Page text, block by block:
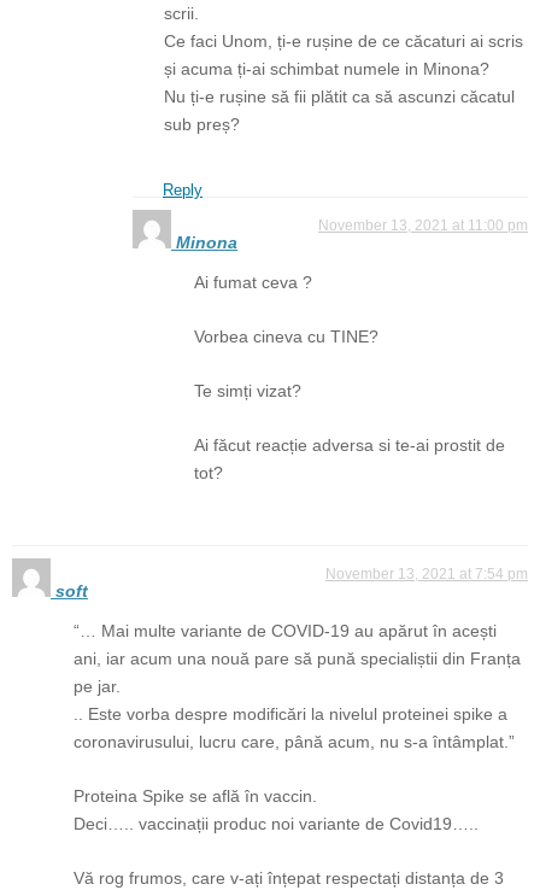
scrii.
Ce faci Unom, ți-e rușine de ce căcaturi ai scris
și acuma ți-ai schimbat numele in Minona?
Nu ți-e rușine să fii plătit ca să ascunzi căcatul
sub preș?
Reply
Minona
November 13, 2021 at 11:00 pm
Ai fumat ceva ?
Vorbea cineva cu TINE?
Te simți vizat?
Ai făcut reacție adversa si te-ai prostit de
tot?
soft
November 13, 2021 at 7:54 pm
“… Mai multe variante de COVID-19 au apărut în acești
ani, iar acum una nouă pare să pună specialiștii din Franța
pe jar.
.. Este vorba despre modificări la nivelul proteinei spike a
coronavirusului, lucru care, până acum, nu s-a întâmplat.”
Proteina Spike se află în vaccin.
Deci….. vaccinații produc noi variante de Covid19…..
Vă rog frumos, care v-ați înțepat respectați distanța de 3